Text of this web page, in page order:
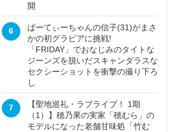
開
6
ぱーてぃーちゃんの信子(31)がまさ
かの初グラビアに挑戦!
「FRIDAY」でおなじみのタイトな
ジーンズを脱いだスキャンダラスな
セクシーショットを衝撃の撮り下ろ
し
7
【聖地巡礼・ラブライブ！ 1期
（1）】穂乃果の実家「穂むら」の
モデルになった老舗甘味処「竹む